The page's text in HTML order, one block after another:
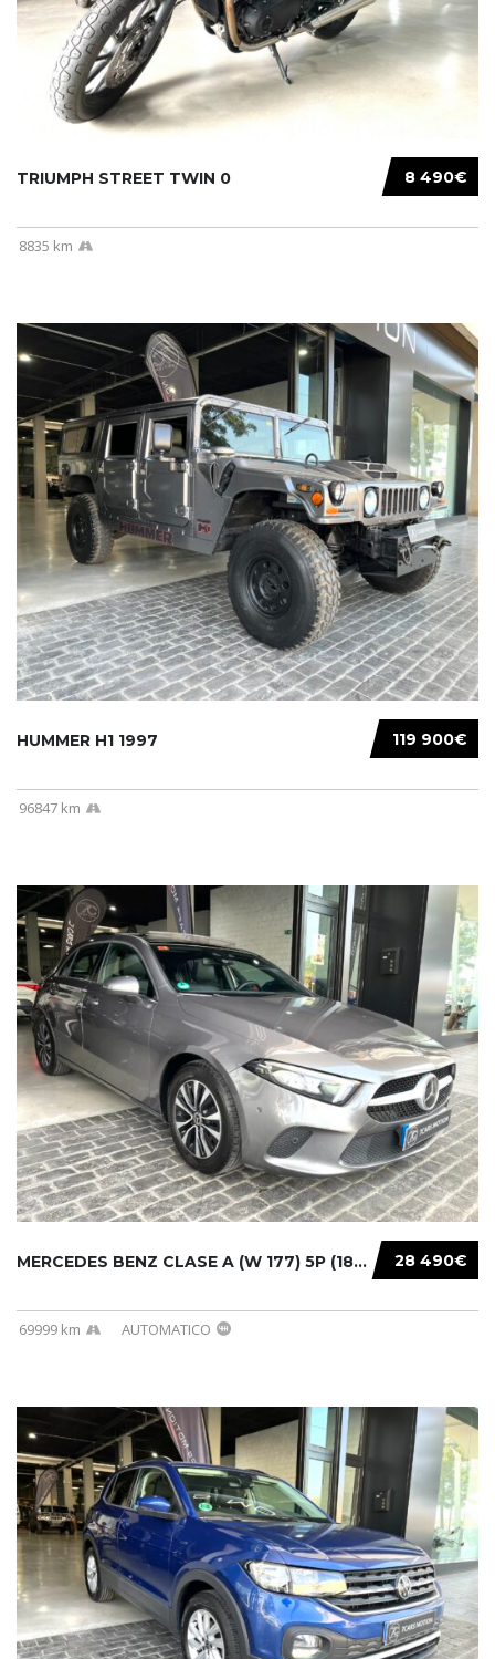
8 490€
TRIUMPH STREET TWIN 0
8835 km
119 900€
HUMMER H1 1997
96847 km
28 490€
MERCEDES BENZ CLASE A (W 177) 5P (18-) 2020....
69999 km AUTOMATICO